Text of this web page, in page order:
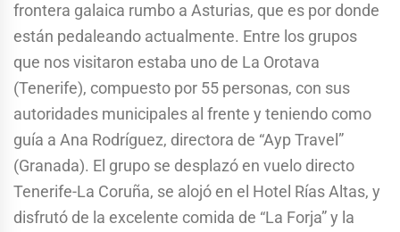
frontera galaica rumbo a Asturias, que es por donde
están pedaleando actualmente. Entre los grupos
que nos visitaron estaba uno de La Orotava
(Tenerife), compuesto por 55 personas, con sus
autoridades municipales al frente y teniendo como
guía a Ana Rodríguez, directora de “Ayp Travel”
(Granada). El grupo se desplazó en vuelo directo
Tenerife-La Coruña, se alojó en el Hotel Rías Altas, y
disfrutó de la excelente comida de “La Forja” y la